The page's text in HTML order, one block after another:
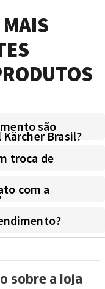
são
Brasil?
troca de
com a
sobre a loja